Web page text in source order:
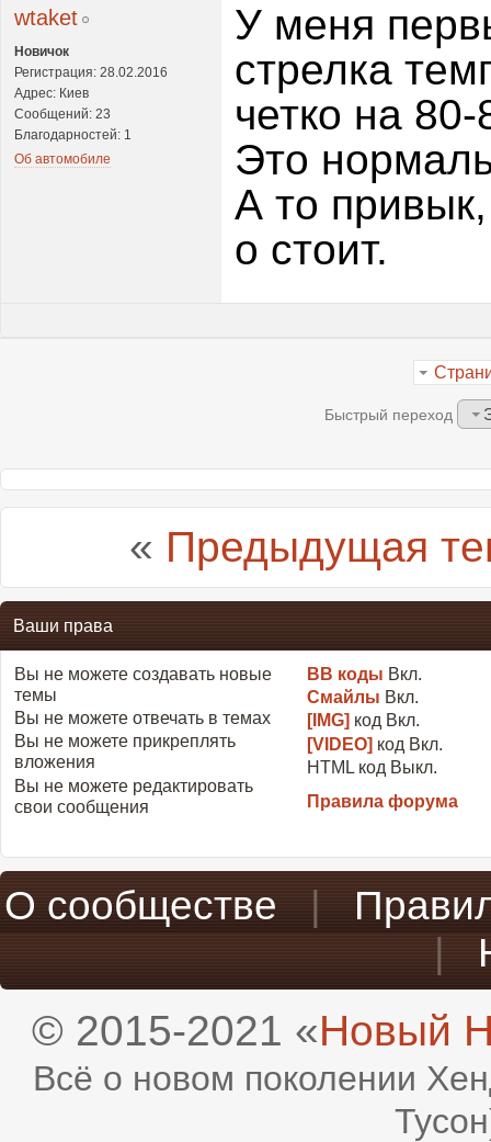
wtaket
Новичок
Регистрация: 28.02.2016
Адрес: Киев
Сообщений: 23
Благодарностей: 1
Об автомобиле
У меня
стрелка
четко на
Это
А то
о стоит.
Быстрый переход
« Предыдущая
Ваши права
Вы не можете создавать новые
темы
Вы не можете отвечать в темах
Вы не можете прикреплять
вложения
Вы не можете редактировать
свои сообщения
BB коды Вкл.
Смайлы Вкл.
[IMG] код Вкл.
[VIDEO] код Вкл.
HTML код Выкл.
Правила форума
О сообществе |
|
© 2015-2021 «Новый
Всё о новом поколении